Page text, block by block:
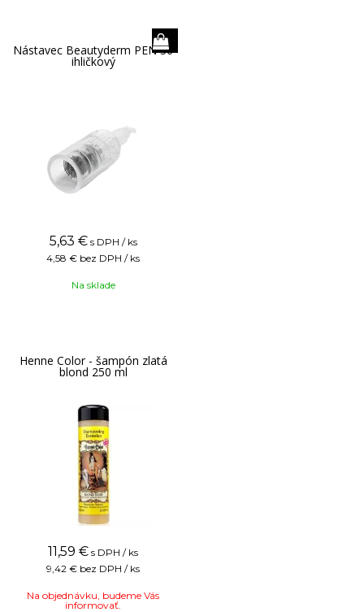
Nástavec Beautyderm PEN 36
ihličkový
5,63 € s DPH / ks
4,58 € bez DPH / ks
Na sklade
Henne Color - šampón zlatá
blond 250 ml
11,59 € s DPH / ks
9,42 € bez DPH / ks
Na objednávku, budeme Vás
informovať.